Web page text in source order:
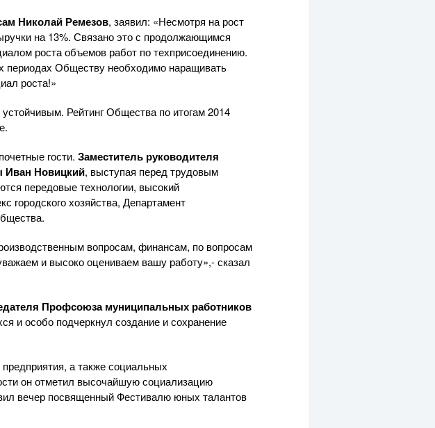
Николай Ремезов, заявил: «Несмотря на рост
на 13%. Связано это с продолжающимся
роста объемов работ по техприсоединению.
периодах Обществу необходимо наращивать
роста!»
устойчивым. Рейтинг Общества по итогам 2014
гости. Заместитель руководителя
Иван Новицкий, выступая перед трудовым
передовые технологии, высокий
городского хозяйства, Департамент
вопросам, финансам, по вопросам
и высоко оцениваем вашу работу»,- сказал
Профсоюза муниципальных работников
и особо подчеркнул создание и сохранение
а также социальных
он отметил высочайшую социализацию
вечер посвященный Фестивалю юных талантов